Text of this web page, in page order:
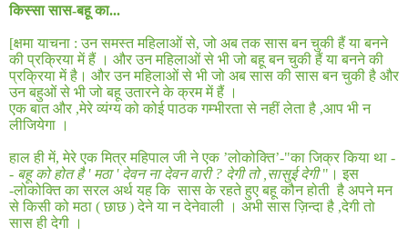
किस्सा सास-बहू का...
[क्षमा याचना :उन समस्त महिलाओं से,जो अब तक सास बन चुकी हैं या बनने
की प्रक्रिया में हैं । और उन महिलाओं से भी जो बहू बन चुकी हैं या बनने की
प्रक्रिया में है। और उन महिलाओं से भी जो अब सास की सास बन चुकी है और
उन बहुओं से भी जो बहू उतारने के क्रम में हैं ।
एक बात और ,मेरे व्यंग्य को कोई पाठक गम्भीरता से नहीं लेता है ,आप भी न
लीजियेगा ।
हाल ही में,मेरे एक मित्र महिपाल जी ने एक ’लोकोक्ति’-"का जिक्र किया था -
- बहू को होत है' मठा ' देवन ना देवन वारी ? देगी तो सासुई देगी" । इस
-लोकोक्ति का सरल अर्थ यह कि सास के रहते हुए बहू कौन होती है अपने मन
से किसी को मठा (छाछ)देने या न देनेवाली । अभी सास ज़िन्दा है ,देगी तो
सास ही देगी ।